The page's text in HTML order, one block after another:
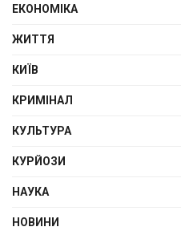
ЕКОНОМІКА
ЖИТТЯ
КИЇВ
КРИМІНАЛ
КУЛЬТУРА
КУРЙОЗИ
НАУКА
НОВИНИ